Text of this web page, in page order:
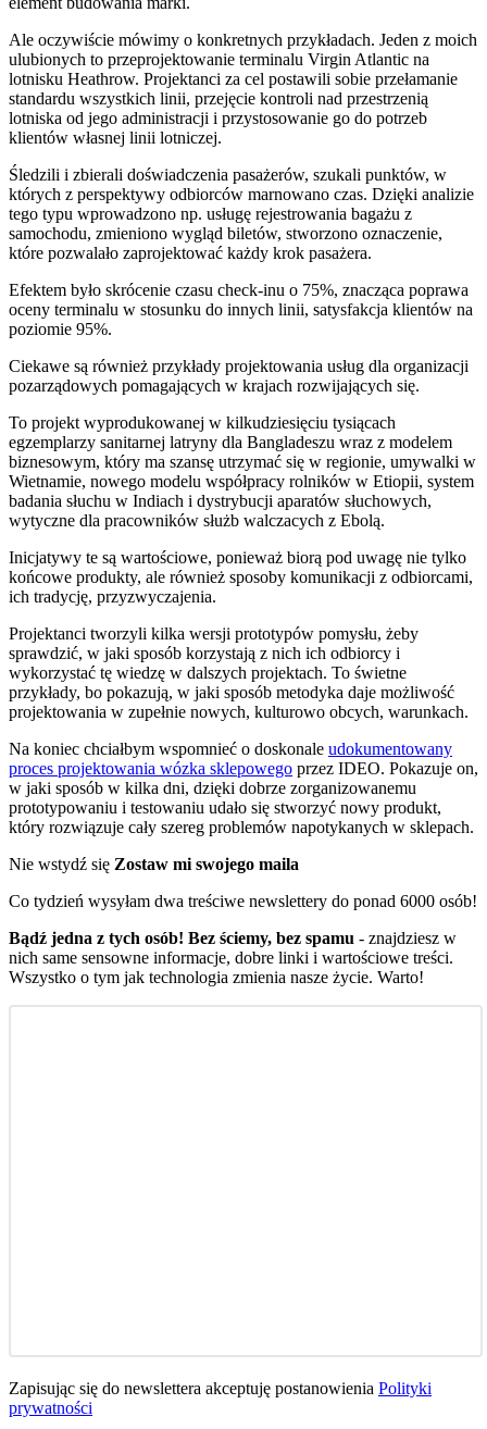
Ale oczywiście mówimy o konkretnych przykładach. Jeden z moich
ulubionych to przeprojektowanie terminalu Virgin Atlantic na
lotnisku Heathrow. Projektanci za cel postawili sobie przełamanie
standardu wszystkich linii, przejęcie kontroli nad przestrzenią
lotniska od jego administracji i przystosowanie go do potrzeb
klientów własnej linii lotniczej.
Śledzili i zbierali doświadczenia pasażerów, szukali punktów, w
których z perspektywy odbiorców marnowano czas. Dzięki analizie
tego typu wprowadzono np. usługę rejestrowania bagażu z
samochodu, zmieniono wygląd biletów, stworzono oznaczenie,
które pozwalało zaprojektować każdy krok pasażera.
Efektem było skrócenie czasu check-inu o 75%, znacząca poprawa
oceny terminalu w stosunku do innych linii, satysfakcja klientów na
poziomie 95%.
Ciekawe są również przykłady projektowania usług dla organizacji
pozarządowych pomagających w krajach rozwijających się.
To projekt wyprodukowanej w kilkudziesięciu tysiącach
egzemplarzy sanitarnej latryny dla Bangladeszu wraz z modelem
biznesowym, który ma szansę utrzymać się w regionie, umywalki w
Wietnamie, nowego modelu współpracy rolników w Etiopii, system
badania słuchu w Indiach i dystrybucji aparatów słuchowych,
wytyczne dla pracowników służb walczacych z Ebolą.
Inicjatywy te są wartościowe, ponieważ biorą pod uwagę nie tylko
końcowe produkty, ale również sposoby komunikacji z odbiorcami,
ich tradycję, przyzwyczajenia.
Projektanci tworzyli kilka wersji prototypów pomysłu, żeby
sprawdzić, w jaki sposób korzystają z nich ich odbiorcy i
wykorzystać tę wiedzę w dalszych projektach. To świetne
przykłady, bo pokazują, w jaki sposób metodyka daje możliwość
projektowania w zupełnie nowych, kulturowo obcych, warunkach.
Na koniec chciałbym wspomnieć o doskonale udokumentowany
proces projektowania wózka sklepowego przez IDEO. Pokazuje on,
w jaki sposób w kilka dni, dzięki dobrze zorganizowanemu
prototypowaniu i testowaniu udało się stworzyć nowy produkt,
który rozwiązuje cały szereg problemów napotykanych w sklepach.
Nie wstydź się Zostaw mi swojego maila
Co tydzień wysyłam dwa treściwe newslettery do ponad 6000 osób!
Bądź jedna z tych osób! Bez ściemy, bez spamu - znajdziesz w
nich same sensowne informacje, dobre linki i wartościowe treści.
Wszystko o tym jak technologia zmienia nasze życie. Warto!
Zapisując się do newslettera akceptuję postanowienia Polityki
prywatności